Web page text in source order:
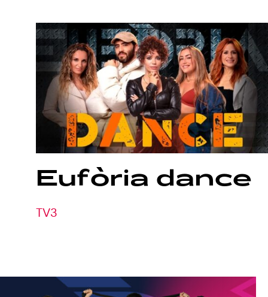
Eufòria dance
TV3